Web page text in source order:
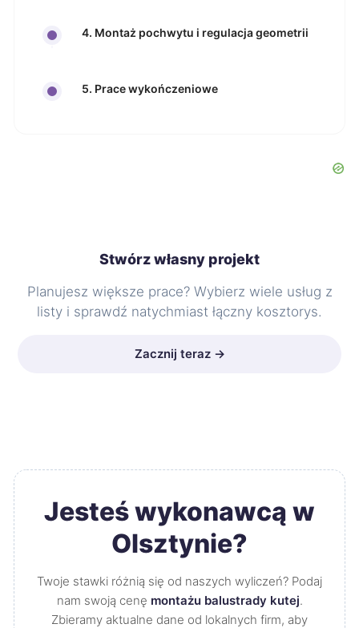
4. Montaż pochwytu i regulacja geometrii
5. Prace wykończeniowe
Stwórz własny projekt
Planujesz większe prace? Wybierz wiele usług z
listy i sprawdź natychmiast łączny kosztorys.
Zacznij teraz →
Jesteś wykonawcą w
Olsztynie?
Twoje stawki różnią się od naszych wyliczeń? Podaj
nam swoją cenę montażu balustrady kutej.
Zbieramy aktualne dane od lokalnych firm, aby